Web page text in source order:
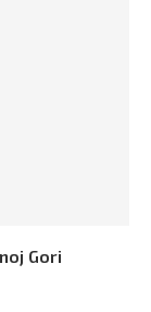
Gori